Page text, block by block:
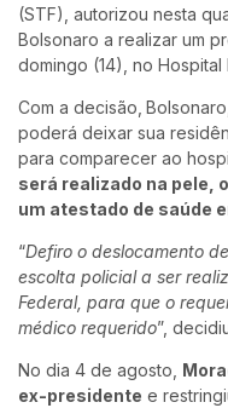
(STF), autorizou nesta
Bolsonaro a realizar um
domingo (14), no Hospital
Com a decisão,
poderá deixar sua
para comparecer ao
será realizado na pele,
um atestado de saúde
“Defiro o deslocamento
escolta policial a ser
Federal, para que o
médico requerido”,
No dia 4 de agosto,
ex-presidente e